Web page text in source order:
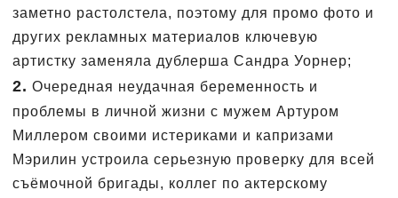
заметно растолстела, поэтому для промо фото и
других рекламных материалов ключевую
артистку заменяла дублерша Сандра Уорнер;
2. Очередная неудачная беременность и
проблемы в личной жизни с мужем Артуром
Миллером своими истериками и капризами
Мэрилин устроила серьезную проверку для всей
съёмочной бригады, коллег по актерскому